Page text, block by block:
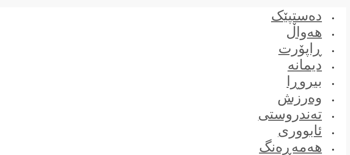
دەستپێک
هەواڵ
ڕاپۆرت
دیمانە
بیروڕا
وەرزش
تەندروستی
ئابووری
هەمەڕەنگ